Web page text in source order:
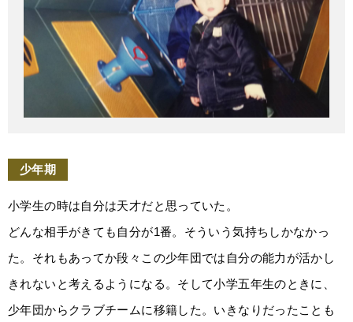
少年期
小学生の時は自分は天才だと思っていた。
どんな相手がきても自分が1番。そういう気持ちしかなかっ
た。それもあってか段々この少年団では自分の能力が活かし
きれないと考えるようになる。そして小学五年生のときに、
少年団からクラブチームに移籍した。いきなりだったことも